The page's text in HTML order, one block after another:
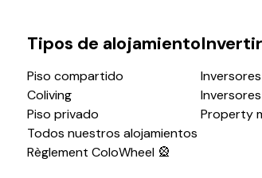
Tipos de alojamiento
Piso compartido
Coliving
Piso privado
Todos nuestros alojamientos
Règlement ColoWheel 🎡
Property